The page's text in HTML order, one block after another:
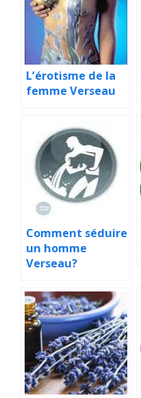
L’érotisme de la
femme Verseau
Comment séduire
un homme
Verseau?